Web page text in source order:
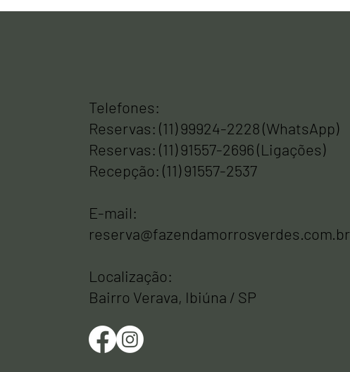
Telefones:
Reservas: (11) 99924-2228 (WhatsApp)
Reservas: (11) 91557-2696 (Ligações)
Recepção: (11) 91557-2537
E-mail:
reserva@fazendamorrosverdes.com.br
Localização:
Bairro Verava, Ibiúna / SP